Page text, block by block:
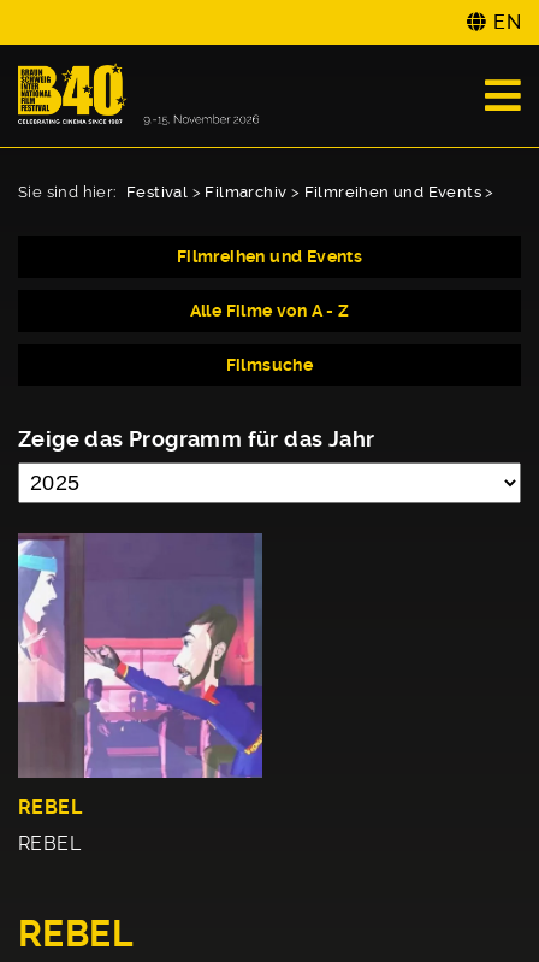
EN
Sie sind hier: Festival > Filmarchiv > Filmreihen und Events >
Filmreihen und Events
Alle Filme von A - Z
Filmsuche
Zeige das Programm für das Jahr
REBEL
REBEL
REBEL